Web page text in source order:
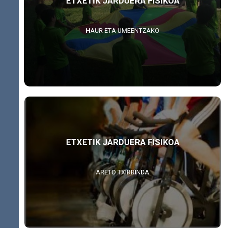
HAUR ETA UMEENTZAKO
ETXETIK JARDUERA FISIKOA
ARETO TXIRRINDA